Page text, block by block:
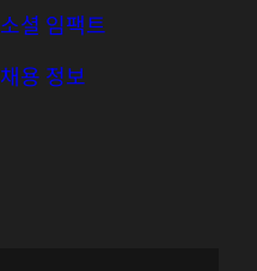
소셜 임팩트
채용 정보